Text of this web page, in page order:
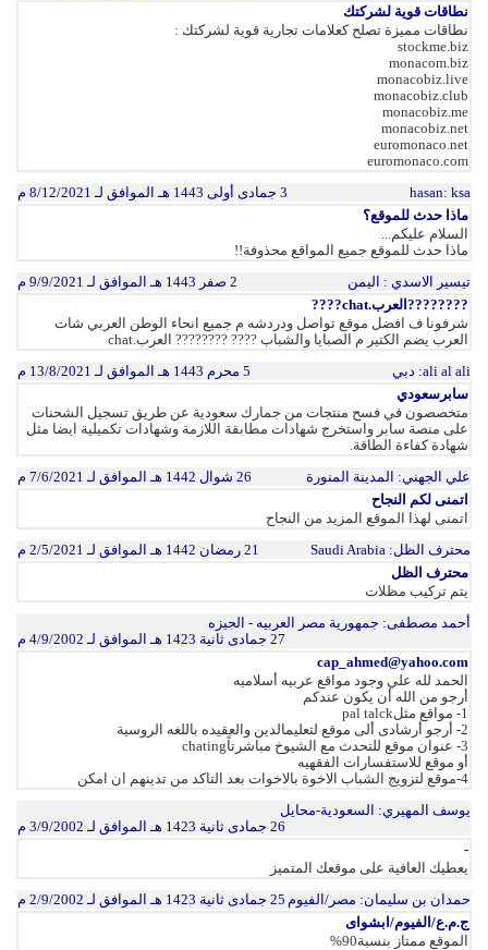
نطاقات قوية لشركتك
نطاقات مميزة تصلح كعلامات تجارية قوية لشركتك :
stockme.biz
monacom.biz
monacobiz.live
monacobiz.club
monacobiz.me
monacobiz.net
euromonaco.net
euromonaco.com
hasan: ksa
3 جمادى أولى 1443 هـ الموافق لـ 8/12/2021 م
ماذا حدث للموقع؟
السلام عليكم...
ماذا حدث للموقع جميع المواقع محذوفة!!
تيسير الاسدي : اليمن
2 صفر 1443 هـ الموافق لـ 9/9/2021 م
????????العرب.chat????
شرفونا ف افضل موقع تواصل ودردشه م جميع انحاء الوطن العربي شات
العرب يضم الكتير م الصبايا والشباب ???? ???????? العرب.chat
ali al ali: دبي
5 محرم 1443 هـ الموافق لـ 13/8/2021 م
سابرسعودي
متخصصون في فسح منتجات من جمارك سعودية عن طريق تسجيل الشحنات
على منصة سابر واستخرج شهادات مطابقة اللازمة وشهادات تكميلية ايضا مثل
شهادة كفاءة الطاقة.
علي الجهني: المدينة المنورة
26 شوال 1442 هـ الموافق لـ 7/6/2021 م
اتمنى لكم النجاح
اتمنى لهذا الموقع المزيد من النجاح
محترف الظل: Saudi Arabia
21 رمضان 1442 هـ الموافق لـ 2/5/2021 م
محترف الظل
يتم تركيب مظلات
أحمد مصطفى: جمهورية مصر العربيه - الجيزه
27 جمادى ثانية 1423 هـ الموافق لـ 4/9/2002 م
cap_ahmed@yahoo.com
الحمد لله علي وجود مواقع عربيه أسلاميه
أرجو من الله أن يكون عندكم
1- مواقع مثلpal talck
2- أرجو أرشادى ألى موقع لتعليمالدين والعقيده باللغه الروسية
3- عنوان موقع للتحدث مع الشيوخ مباشرتاًchating
أو موقع للاستفسارات الفقهيه
4-موقع لتزويج الشباب الاخوة بالاخوات بعد التاكد من تدينهم ان امكن
يوسف المهيري: السعودية-محايل
26 جمادى ثانية 1423 هـ الموافق لـ 3/9/2002 م
-
يعطيك العافية على موقعك المتميز
حمدان بن سليمان: مصر/الفيوم 25 جمادى ثانية 1423 هـ الموافق لـ 2/9/2002 م
ج.م.ع/الفيوم/ابشواى
الموقع ممتاز بنسبة90%